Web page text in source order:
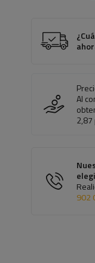
Al
2,87
902